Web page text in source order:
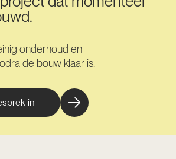
onderhoud en
de bouw klaar is.
in